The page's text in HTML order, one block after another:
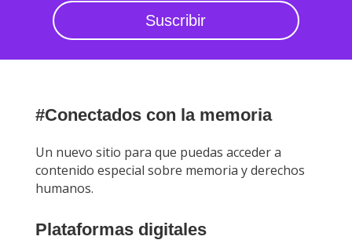
Suscribir
#Conectados con la memoria
Un nuevo sitio para que puedas acceder a
contenido especial sobre memoria y derechos
humanos.
Plataformas digitales